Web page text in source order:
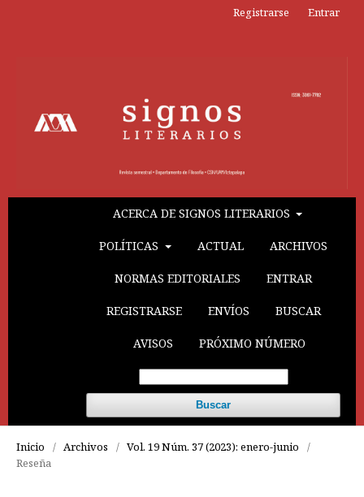
ACERCA DE SIGNOS LITERARIOS
POLÍTICAS ACTUAL ARCHIVOS
NORMAS EDITORIALES ENTRAR
REGISTRARSE ENVÍOS BUSCAR
AVISOS PRÓXIMO NÚMERO
Buscar
Registrarse Entrar
Inicio / Archivos / Vol. 19 Núm. 37 (2023): enero-junio
/
Reseña